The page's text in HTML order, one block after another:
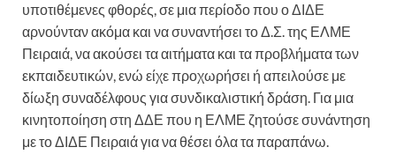
υποτιθέμενες φθορές, σε μια περίοδο που ο ΔΙΔΕ
αρνούνταν ακόμα και να συναντήσει το Δ.Σ. της ΕΛΜΕ
Πειραιά, να ακούσει τα αιτήματα και τα προβλήματα των
εκπαιδευτικών, ενώ είχε προχωρήσει ή απειλούσε με
δίωξη συναδέλφους για συνδικαλιστική δράση. Για μια
κινητοποίηση στη ΔΔΕ που η ΕΛΜΕ ζητούσε συνάντηση
με το ΔΙΔΕ Πειραιά για να θέσει όλα τα παραπάνω.